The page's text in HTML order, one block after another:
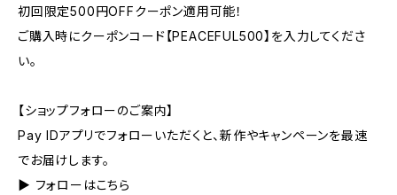
初回限定500円OFFクーポン適用可能！
ご購入時にクーポンコード【PEACEFUL500】を入力してくださ
い。
【ショップフォローのご案内】
Pay IDアプリでフォローいただくと、新作やキャンペーンを最速
でお届けします。
▶︎ フォローはこちら